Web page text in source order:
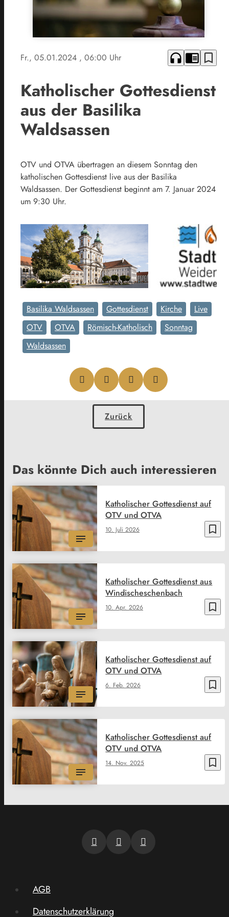
Fr., 05.01.2024 , 06:00 Uhr headphones chrome_reader_mode bookmark_border
Katholischer Gottesdienst
aus der Basilika
Waldsassen
OTV und OTVA übertragen an diesem Sonntag den
katholischen Gottesdienst live aus der Basilika
Waldsassen. Der Gottesdienst beginnt am 7. Januar 2024
um 9:30 Uhr.
Basilika Waldsassen Gottesdienst Kirche
Live
OTV
OTVA Römisch-Katholisch
Sonntag
Waldsassen
Zurück
Das könnte Dich auch interessieren
bookmark_border
10. Juli 2026
Katholischer Gottesdienst auf
OTV und OTVA
bookmark_border
10. Apr. 2026
Katholischer Gottesdienst aus
Windischeschenbach
bookmark_border
6. Feb. 2026
Katholischer Gottesdienst auf
OTV und OTVA
bookmark_border
14. Nov. 2025
Katholischer Gottesdienst auf
OTV und OTVA
AGB
Datenschutzerklärung